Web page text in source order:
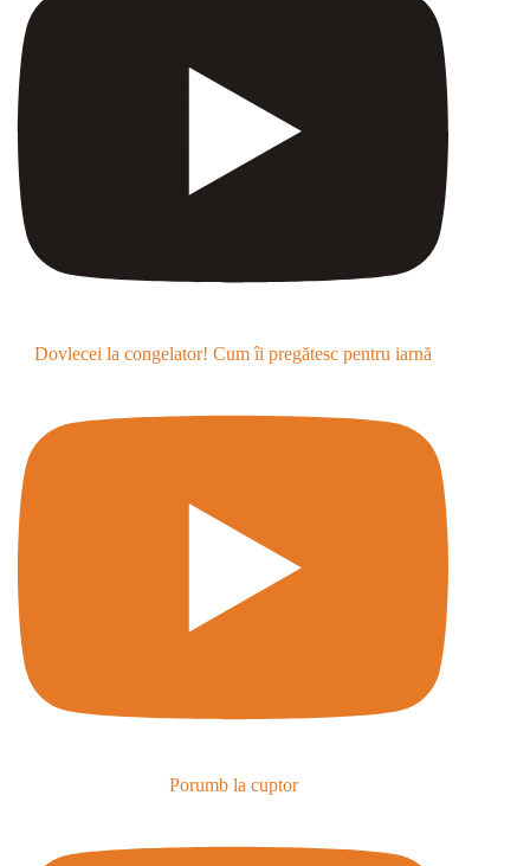
Dovlecei la congelator! Cum îi pregătesc pentru iarnă
Porumb la cuptor